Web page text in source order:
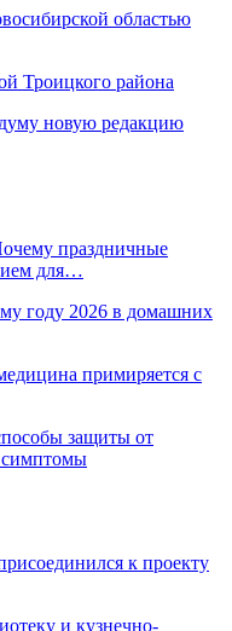
областью
Троицкого района
новую редакцию
праздничные
для…
году 2026 в домашних
примиряется с
защиты от
симптомы
к проекту
и кузнечно-